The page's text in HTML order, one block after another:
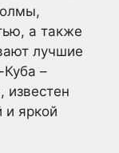
а также
лучшие
Куба –
известен
и яркой